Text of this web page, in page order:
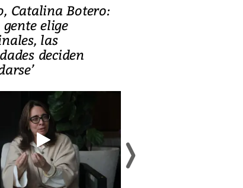
Catalina Botero:
gente elige
las
deciden